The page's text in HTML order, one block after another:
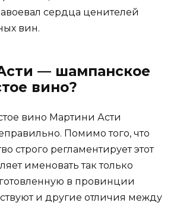
сердца ценителей
вин.
— шампанское
вино?
вино Мартини Асти
Помимо того, что
строго регламентирует этот
именовать так только
в провинции
и другие отличия между